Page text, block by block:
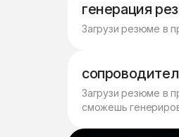
генерация
Загрузи резюме в
Загрузи резюме в
сможешь